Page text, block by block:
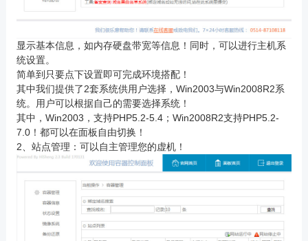
显示基本信息，如内存硬盘带宽等信息！同时，可以进行主机系
统设置。
简单到只要点下设置即可完成环境搭配！
其中我们提供了2套系统供用户选择，Win2003与Win2008R2系
统。用户可以根据自己的需要选择系统！
其中，Win2003，支持PHP5.2-5.4；Win2008R2支持PHP5.2-
7.0！都可以在面板自由切换！
2、站点管理：可以自主管理您的虚机！